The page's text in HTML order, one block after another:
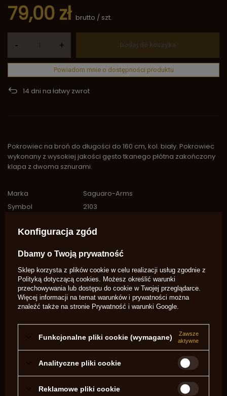
79,00 zł brutto / szt.
- + Dodaj do koszyka
Powiadom mnie o dostępności produktu
14 dni na łatwy zwrot
Pokrowiec na broń do długości do 160 cm, kol. biały. Pokrowiec
wykonany z wysokiej jakości gęsto tkanego płótna zakończony
klapa z dwoma sznurami.
Marka
Saguaro-Arms
Symbol
2103
Zadaj pytanie a my odpowiemy
odpowiedzi publikując dla innych.
NAPISZ SWOJĄ OPINIĘ
Twoja ocena:
5/5
Treść twojej opinii
Konfiguracja zgód
Dbamy o Twoją prywatność
Sklep korzysta z plików cookie w celu realizacji usług zgodnie z
Polityką dotyczącą cookies . Możesz określić warunki
przechowywania lub dostępu do cookie w Twojej przeglądarce.
Więcej informacji na temat warunków i prywatności można
znaleźć także na stronie Prywatność i warunki Google
Funkcjonalne pliki cookie (wymagane)
Zawsze
aktywne
Analityczne pliki cookie
Reklamowe pliki cookie